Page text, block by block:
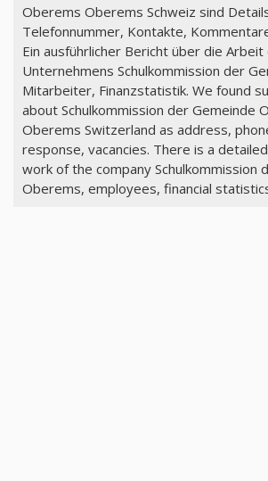
Oberems Oberems Schweiz sind
Telefonnummer, Kontakte,
Ein ausführlicher Bericht über die Arbeit
Unternehmens Schulkommission der
Mitarbeiter, Finanzstatistik. We found
about Schulkommission der Gemeinde
Oberems Switzerland as address,
response, vacancies. There is a
work of the company Schulkommission
Oberems, employees, financial